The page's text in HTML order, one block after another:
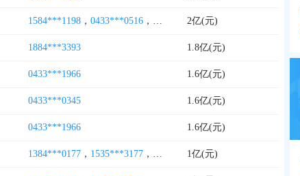
1584***1198 ， 0433***0516 ， 1359***5533
2亿(元)
1884***3393 1.8亿(元)
0433***1966 1.6亿(元)
0433***0345 1.6亿(元)
0433***1966 1.6亿(元)
1384***0177 ， 1535***3177 ， 1552***9885
1亿(元)